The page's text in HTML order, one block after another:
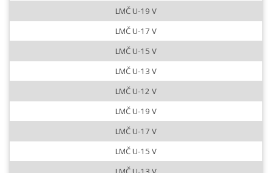
LMČ U-19 V
LMČ U-17 V
LMČ U-15 V
LMČ U-13 V
LMČ U-12 V
LMČ U-19 V
LMČ U-17 V
LMČ U-15 V